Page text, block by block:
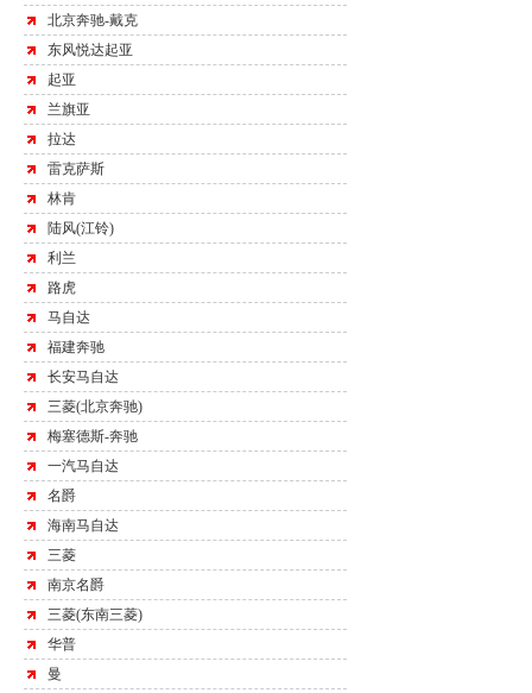
北京奔驰-戴克
东风悦达起亚
起亚
兰旗亚
拉达
雷克萨斯
林肯
陆风(江铃)
利兰
路虎
马自达
福建奔驰
长安马自达
三菱(北京奔驰)
梅塞德斯-奔驰
一汽马自达
名爵
海南马自达
三菱
南京名爵
三菱(东南三菱)
华普
曼